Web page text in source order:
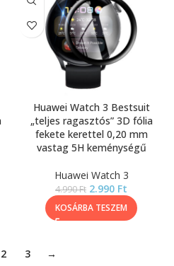
Huawei Watch 3 Bestsuit
„teljes ragasztós” 3D fólia
fekete kerettel 0,20 mm
vastag 5H keménységű
Huawei Watch 3
4.990Ft 2.990 Ft
KOSÁRBA TESZEM
2 3 →